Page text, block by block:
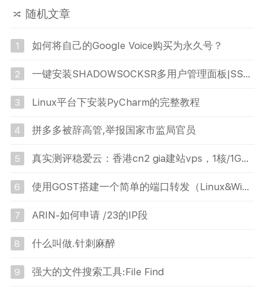
随机文章
1 如何将自己的Google Voice购买为永久号？
2 一键安装SHADOWSOCKSR多用户管理面板|SS-PANEL魔改脚本 自动对接
3 Linux平台下安装PyCharm的完整教程
4 拼多多被辞高管,举报国家市监局官员
5 真实测评稳爱云：香港cn2 gia建站vps，1核/1G内存/10M带宽，月付26元
6 使用GOST搭建一个简单的端口转发（Linux&Windows）
7 ARIN-如何申请 /23的IP段
8 什么叫做.针刺麻醉
9 强大的文件搜索工具:File Find